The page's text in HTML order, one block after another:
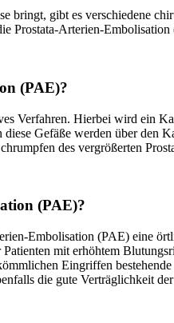
bringt, gibt es verschiedene
Prostata-Arterien-Embolisation
(PAE)?
Verfahren. Hierbei wird ein
Gefäße werden über
des vergrößerten
(PAE)?
Embolisation (PAE) eine
mit erhöhtem
Eingriffen
die gute Verträglichkeit